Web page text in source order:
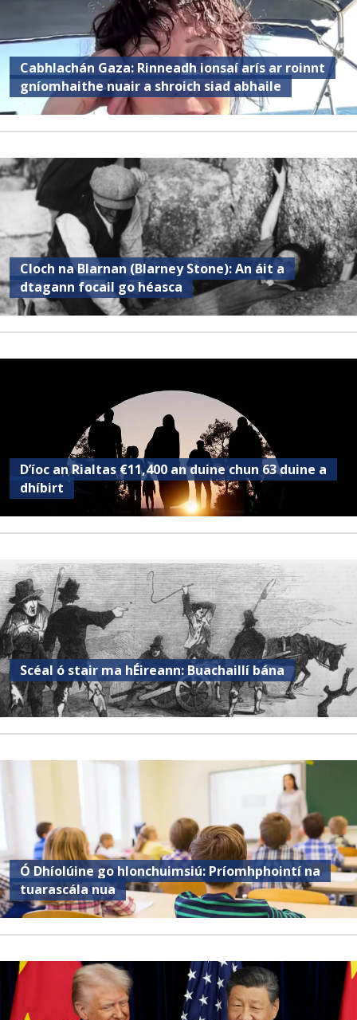
Cabhlachán Gaza: Rinneadh ionsaí arís ar roinnt
gníomhaithe nuair a shroich siad abhaile
Cloch na Blarnan (Blarney Stone): An áit a
dtagann focail go héasca
D’íoc an Rialtas €11,400 an duine chun 63 duine a
dhíbirt
Scéal ó stair ma hÉireann: Buachaillí bána
Ó Dhíolúine go hIonchuimsiú: Príomhphointí na
tuarascála nua